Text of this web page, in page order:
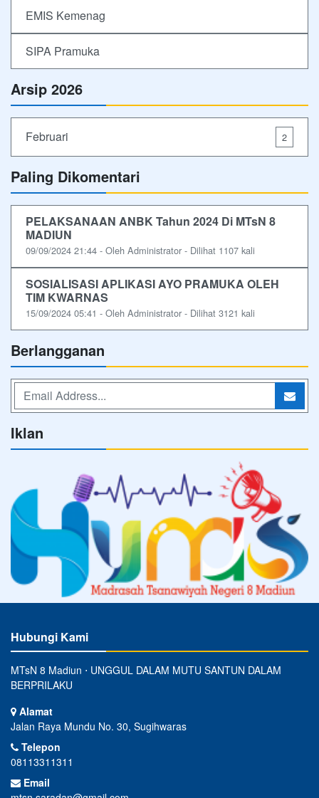
EMIS Kemenag
SIPA Pramuka
Arsip 2026
Februari 2
Paling Dikomentari
PELAKSANAAN ANBK Tahun 2024 Di MTsN 8
MADIUN
09/09/2024 21:44 - Oleh Administrator - Dilihat 1107 kali
SOSIALISASI APLIKASI AYO PRAMUKA OLEH
TIM KWARNAS
15/09/2024 05:41 - Oleh Administrator - Dilihat 3121 kali
Berlangganan
Iklan
Hubungi Kami
MTsN 8 Madiun ⋅ UNGGUL DALAM MUTU SANTUN DALAM
BERPRILAKU
Alamat
Jalan Raya Mundu No. 30, Sugihwaras
Telepon
08113311311
Email